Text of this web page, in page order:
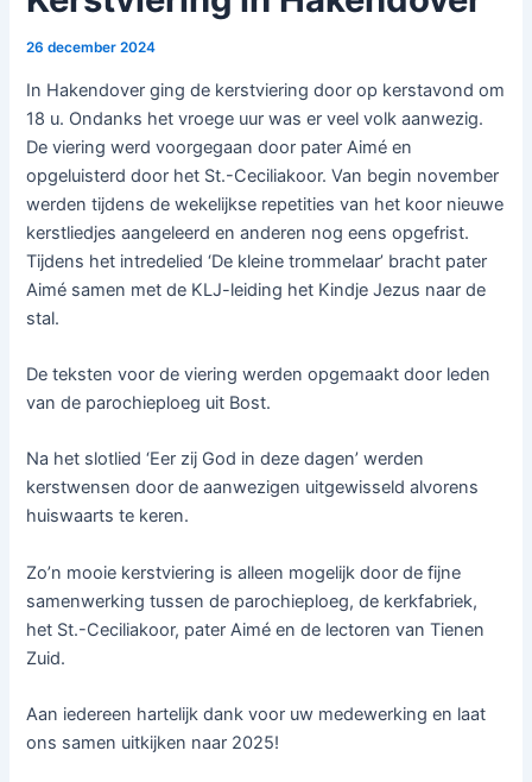
26 december 2024
In Hakendover ging de kerstviering door op kerstavond om
18 u. Ondanks het vroege uur was er veel volk aanwezig.
De viering werd voorgegaan door pater Aimé en
opgeluisterd door het St.-Ceciliakoor. Van begin november
werden tijdens de wekelijkse repetities van het koor nieuwe
kerstliedjes aangeleerd en anderen nog eens opgefrist.
Tijdens het intredelied ‘De kleine trommelaar’ bracht pater
Aimé samen met de KLJ-leiding het Kindje Jezus naar de
stal.
De teksten voor de viering werden opgemaakt door leden
van de parochieploeg uit Bost.
Na het slotlied ‘Eer zij God in deze dagen’ werden
kerstwensen door de aanwezigen uitgewisseld alvorens
huiswaarts te keren.
Zo’n mooie kerstviering is alleen mogelijk door de fijne
samenwerking tussen de parochieploeg, de kerkfabriek,
het St.-Ceciliakoor, pater Aimé en de lectoren van Tienen
Zuid.
Aan iedereen hartelijk dank voor uw medewerking en laat
ons samen uitkijken naar 2025!